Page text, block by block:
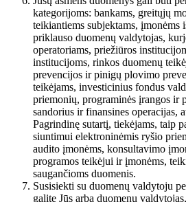
kategorijoms: bankams, greitųjų
teikiantiems subjektams, įmonėms
priklauso duomenų valdytojas,
operatoriams, priežiūros
institucijoms, rinkos duomenų
prevencijos ir pinigų plovimo
teikėjams, investicinius fondus
priemonių, programinės įrangos ir
sandorius ir finansines operacijas,
Pagrindinę sutartį, tiekėjams, taip
siuntimui elektroninėmis ryšio
audito įmonėms, konsultavimo
programos teikėjui ir įmonėms,
saugančioms duomenis.
Susisiekti su duomenų valdytoju
galite Jūs arba duomenų